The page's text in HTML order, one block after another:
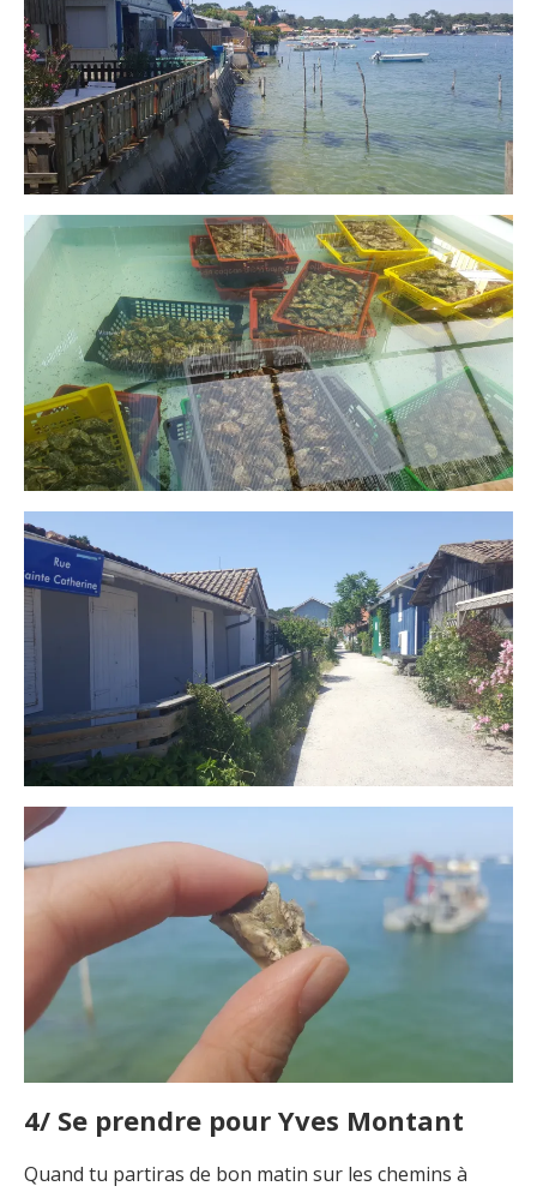
4/ Se prendre pour Yves Montant
Quand tu partiras de bon matin sur les chemins à